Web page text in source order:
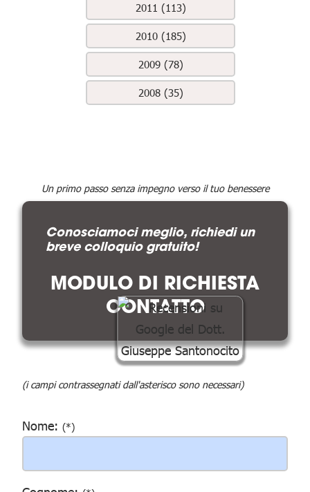
2011 (113)
2010 (185)
2009 (78)
2008 (35)
Un primo passo senza impegno verso il tuo benessere
Conosciamoci meglio, richiedi un
breve colloquio gratuito!
MODULO DI RICHIESTA
CONTATTO
(i campi contrassegnati dall'asterisco sono necessari)
Nome: (*)